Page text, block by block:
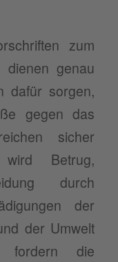
zum
dienen genau
dafür sorgen,
gegen das
sicher
Betrug,
durch
der
der Umwelt
fordern die